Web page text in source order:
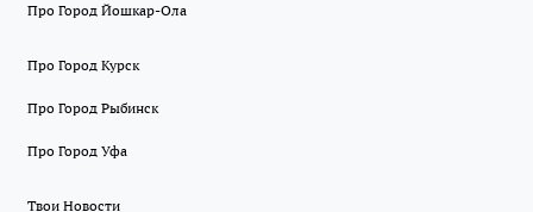
Про Город Йошкар-Ола
Про Город Курск
Про Город Рыбинск
Про Город Уфа
Твои Новости